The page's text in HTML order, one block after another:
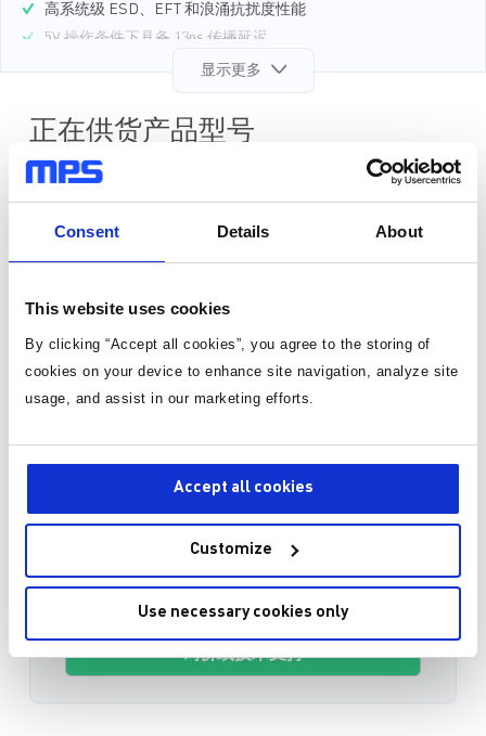
Consent Details About
This website uses cookies
By clicking “Accept all cookies”, you agree to the storing of
cookies on your device to enhance site navigation, analyze site
usage, and assist in our marketing efforts.
Accept all cookies
Customize
Use necessary cookies only
高系统级 ESD、EFT 和浪涌抗扰度性能
5V 操作条件下具备 13ns 传播延迟
逻辑高 (MP27931) 和逻辑低 (MP27931-L) 默认输出选项
带使能（EN）控制的三态输出
-40°C 至 +125°C宽温度范围
采用宽体 (WB) SOIC-16 封装
符合UL 1577 第5版认证：
SOIC-16 WB ：5000V
隔离电压（持续1 分钟）
符合DIN EN IEC 60747-17 (VDE 0884-17): 2021-10认证：
SOIC-16 WB：7071V
隔离电压n
符合GB 4943.1-2011 CQC 认证
显示更多
正在供货产品型号
EV279XX-XX-Y-00A-4CH
相关工具
5kVRMS、4通道（3 个正向通道和 1 个反向通道）数字隔离芯片
MP27922
、4通道（2 个正向通道和 2 个反向通道）数字隔离器
直接从MPS购买
询价或技术支持